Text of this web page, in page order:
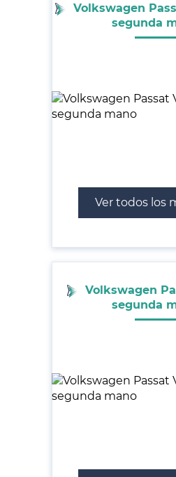
Volkswagen
segunda
Ver todos los
Volkswagen
segunda